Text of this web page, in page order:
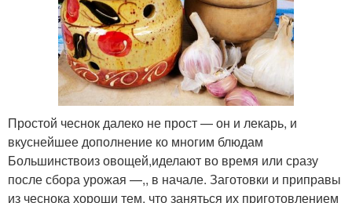
Простой чеснок далеко не прост — он и лекарь, и
вкуснейшее дополнение ко многим блюдам
Большинствоиз овощей,иделают во время или сразу
после сбора урожая —,, в начале. Заготовки и приправы
из чеснока хороши тем, что заняться их приготовлением